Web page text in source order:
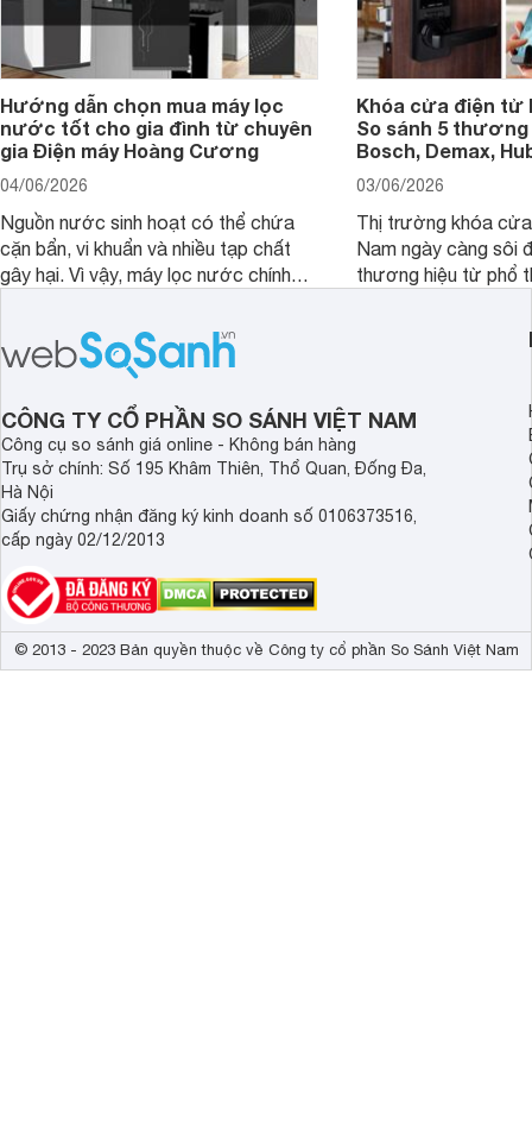
Hướng dẫn chọn mua máy lọc
nước tốt cho gia đình từ chuyên
gia Điện máy Hoàng Cương
04/06/2026
Nguồn nước sinh hoạt có thể chứa
cặn bẩn, vi khuẩn và nhiều tạp chất
gây hại. Vì vậy, máy lọc nước chính
sức khỏe và đảm bảo nguồn nước
sạch cho cả gia đình.
Khóa cửa điện tử
So sánh 5 thương
Bosch, Demax,
03/06/2026
Thị trường khóa
Nam ngày càng sôi
thương hiệu từ phổ
cửa điện tử hãng
sẽ so sánh 5
Demax, Hubert và
CÔNG TY CỔ PHẦN SO SÁNH VIỆT NAM
Công cụ so sánh giá online - Không bán hàng
Trụ sở chính: Số 195 Khâm Thiên, Thổ Quan, Đống Đa,
Hà Nội
Giấy chứng nhận đăng ký kinh doanh số 0106373516,
cấp ngày 02/12/2013
© 2013 - 2023 Bản quyền thuộc về Công ty cổ phần So Sánh Việt Nam